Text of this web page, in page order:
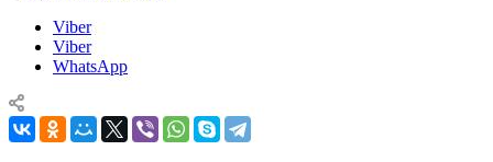
Viber
Viber
WhatsApp